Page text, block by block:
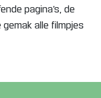
pagina’s, de
alle filmpjes